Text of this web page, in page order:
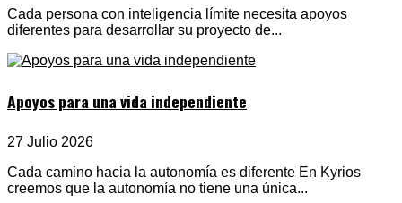
Cada persona con inteligencia límite necesita apoyos
diferentes para desarrollar su proyecto de...
Apoyos para una vida independiente
27 Julio 2026
Cada camino hacia la autonomía es diferente En Kyrios
creemos que la autonomía no tiene una única...